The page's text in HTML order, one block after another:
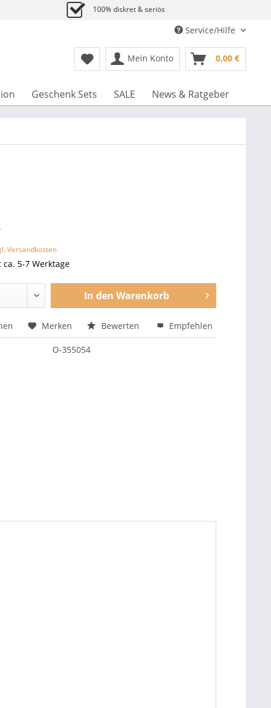
100% diskret & seriös
Service/Hilfe
Mein Konto 0,00 €
Geschenk Sets SALE News & Ratgeber
Versandkosten
ca. 5-7 Werktage
In den Warenkorb
Merken Bewerten Empfehlen
O-355054